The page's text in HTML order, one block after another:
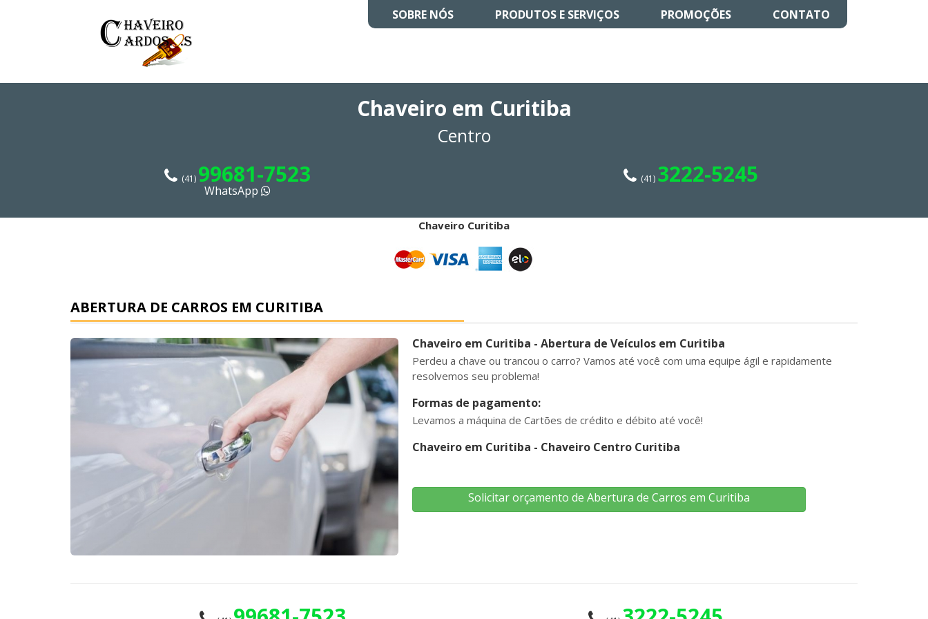
SOBRE NÓS PRODUTOS E SERVIÇOS PROMOÇÕES CONTATO
Chaveiro em Curitiba
Centro
(41) 99681-7523
WhatsApp
(41) 3222-5245
Chaveiro Curitiba
ABERTURA DE CARROS EM CURITIBA
Chaveiro em Curitiba - Abertura de Veículos em Curitiba
Perdeu a chave ou trancou o carro? Vamos até você com uma equipe ágil e rapidamente
resolvemos seu problema!
Formas de pagamento:
Levamos a máquina de Cartões de crédito e débito até você!
Chaveiro em Curitiba - Chaveiro Centro Curitiba
Solicitar orçamento de Abertura de Carros em Curitiba